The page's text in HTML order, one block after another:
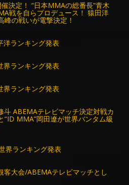
決定！ “日本MMAの総番長”青木
戦を自らプロデュース！ 猿田洋
の戦いが電撃決定！
洋ランキング発表
界ランキング発表
界ランキング発表
斗 ABEMAテレビマッチ決定対戦カ
“ID MMA”岡田遼が世界バンタム級
界ランキング発表
客大会/ABEMAテレビマッチとし